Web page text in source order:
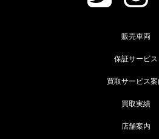
販売車両
保証サービス
買取サービス案
買取実績
店舗案内